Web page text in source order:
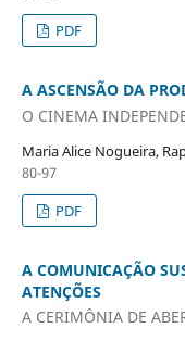
PDF
A ASCENSÃO DA
O CINEMA
Maria Alice Nogueira,
80-97
PDF
A COMUNICAÇÃO
ATENÇÕES
A CERIMÔNIA DE